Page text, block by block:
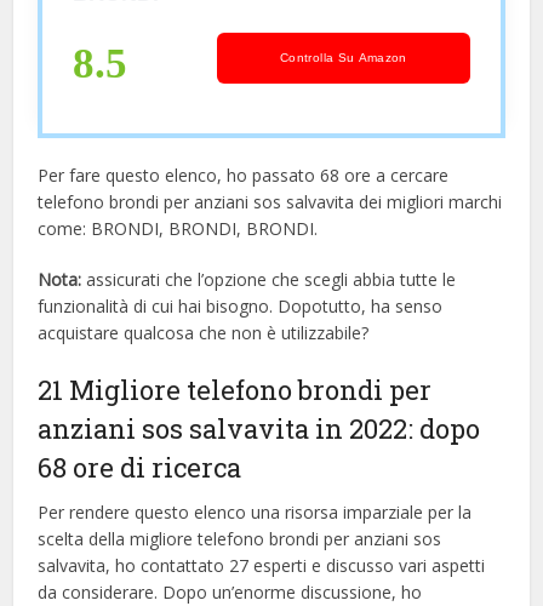
8.5 Controlla Su Amazon
Per fare questo elenco, ho passato 68 ore a cercare
telefono brondi per anziani sos salvavita dei migliori marchi
come: BRONDI, BRONDI, BRONDI.
Nota: assicurati che l’opzione che scegli abbia tutte le
funzionalità di cui hai bisogno. Dopotutto, ha senso
acquistare qualcosa che non è utilizzabile?
21 Migliore telefono brondi per
anziani sos salvavita in 2022: dopo
68 ore di ricerca
Per rendere questo elenco una risorsa imparziale per la
scelta della migliore telefono brondi per anziani sos
salvavita, ​​ho contattato 27 esperti e discusso vari aspetti
da considerare. Dopo un’enorme discussione, ho